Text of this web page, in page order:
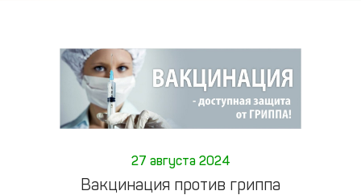
27 августа 2024
Вакцинация против гриппа